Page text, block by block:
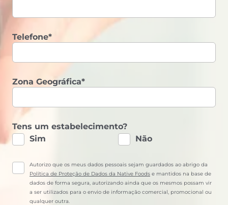
Telefone*
Zona Geográfica*
Tens um estabelecimento?
Sim
Não
Autorizo que os meus dados pessoais sejam guardados ao abrigo da
Política de Proteção de Dados da Native Foods e mantidos na base de
dados de forma segura, autorizando ainda que os mesmos possam vir
a ser utilizados para o envio de informação comercial, promocional ou
qualquer outra.